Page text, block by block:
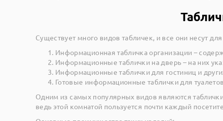
Существует много видов табличек, и все они несут
Информационная табличка организации –
Информационные таблички на дверь – на них
Информационные таблички для гостиниц и
Готовые информационные таблички для
Одним из самых популярных видов являются
ведь этой комнатой пользуется почти каждый